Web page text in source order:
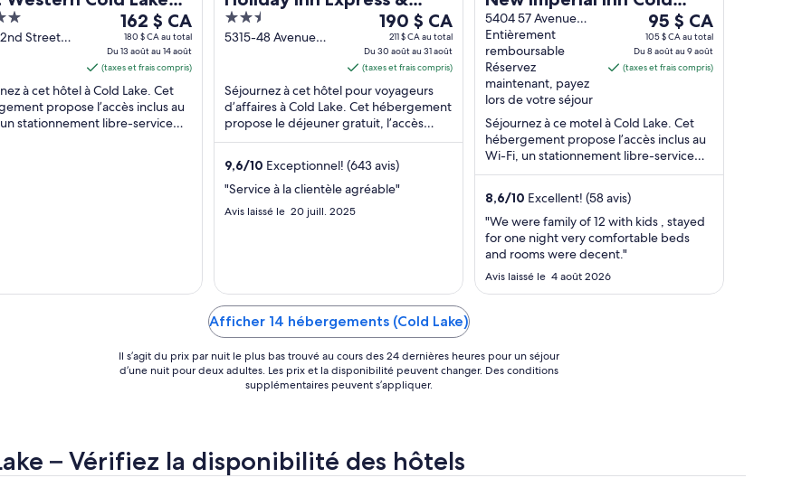
Street
Le
prix
est
de 162 $ CA
par
nuit
du 13
162 $ CA
180 $ CA au total
Du 13 août au 14 août
(taxes et frais compris)
à cet hôtel à Cold Lake. Cet
propose l’accès inclus au
stationnement libre-service
Suites Cold Lake by IHG
2.5
out
5315-48 Avenue
Le
prix
est
de 190 $ CA
par
nuit
du 30
au 31
août
190 $ CA
211 $ CA au total
Du 30 août au 31 août
(taxes et frais compris)
Séjournez à cet hôtel pour voyageurs
d’affaires à Cold Lake. Cet hébergement
propose le déjeuner gratuit, l’accès
inclus au Wi-Fi et un stationnement
9,6/10 Exceptionnel! (643 avis)
"Service à la clientèle agréable"
Avis laissé le 20 juill. 2025
Lake
5404 57 Avenue
Cold Lake AB
Entièrement
remboursable
Réservez
maintenant, payez
lors de votre séjour
Le
prix
est
de 95 $ CA
nuit
du 8
août
au 9
95 $ CA
105 $ CA au total
Du 8 août au 9 août
(taxes et frais compris)
Séjournez à ce motel à Cold Lake. Cet
hébergement propose l’accès inclus au
Wi-Fi, un stationnement libre-service
gratuit et l’entretien ménager tous les
8,6/10 Excellent! (58 avis)
"We were family of 12 with kids , stayed
for one night very comfortable beds
and rooms were decent."
Avis laissé le 4 août 2026
Afficher 14 hébergements (Cold Lake)
Il s’agit du prix par nuit le plus bas trouvé au cours des 24 dernières heures pour un séjour
d’une nuit pour deux adultes. Les prix et la disponibilité peuvent changer. Des conditions
supplémentaires peuvent s’appliquer.
– Vérifiez la disponibilité des hôtels